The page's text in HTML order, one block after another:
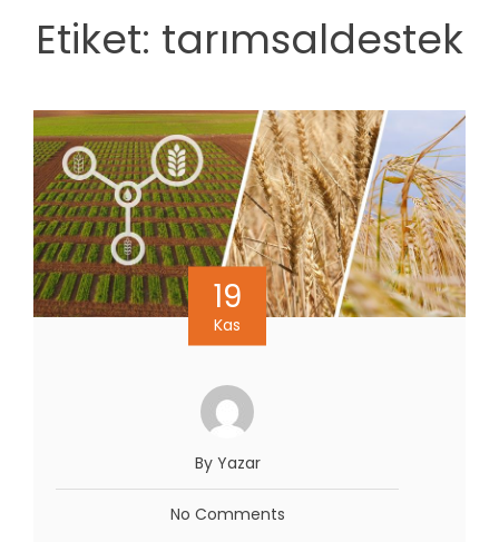
Etiket: tarımsaldestek
19
Kas
By Yazar
No Comments